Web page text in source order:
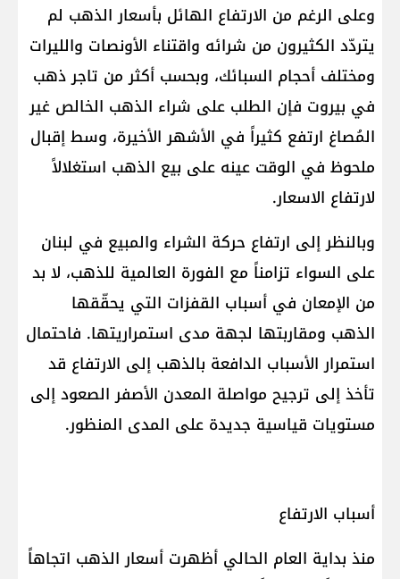
وعلى الرغم من الارتفاع الهائل بأسعار الذهب لم
يتردّد الكثيرون من شرائه واقتناء الأونصات والليرات
ومختلف أحجام السبائك، وبحسب أكثر من تاجر ذهب
في بيروت فإن الطلب على شراء الذهب الخالص غير
المُصاغ ارتفع كثيراً في الأشهر الأخيرة، وسط إقبال
ملحوظ في الوقت عينه على بيع الذهب استغلالاً
لارتفاع الاسعار.
وبالنظر إلى ارتفاع حركة الشراء والمبيع في لبنان
على السواء تزامناً مع الفورة العالمية للذهب، لا بد
من الإمعان في أسباب القفزات التي يحقّقها
الذهب ومقاربتها لجهة مدى استمراريتها. فاحتمال
استمرار الأسباب الدافعة بالذهب إلى الارتفاع قد
تأخذ إلى ترجيح مواصلة المعدن الأصفر الصعود إلى
مستويات قياسية جديدة على المدى المنظور.
أسباب الارتفاع
منذ بداية العام الحالي أظهرت أسعار الذهب اتجاهاً